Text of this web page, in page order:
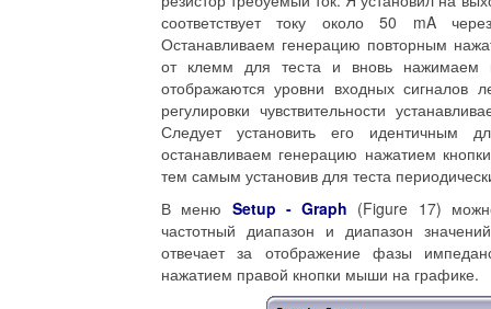
соответствует току около 50 mA
Останавливаем генерацию повторным
от клемм для теста и вновь нажимаем
отображаются уровни входных
регулировки чувствительности
Следует установить его идентичным
останавливаем генерацию нажатием
тем самым установив для теста
В меню Setup - Graph (Figure 17)
частотный диапазон и диапазон
отвечает за отображение фазы
нажатием правой кнопки мыши на графике.